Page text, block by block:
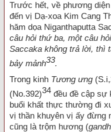
Trước hết, về phương
đến vị Dạ-xoa Kim Cang
hăm dọa Niganthaputta
câu hỏi thứ ba, một câu
Saccaka không trả lời, thì
bảy mảnh33.
Trong kinh Tương ưng
(No.392)34 đều đề cập sự
buổi khất thực thường đi
vị thần khuyên vị ấy đừng
cũng là trộm hương (